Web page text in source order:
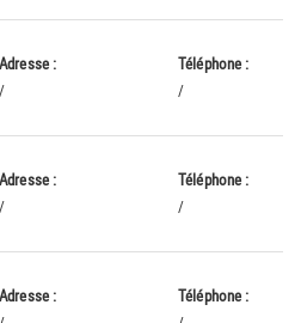
Adresse :
/
Téléphone :
/
Adresse :
/
Téléphone :
/
Adresse :
Téléphone :